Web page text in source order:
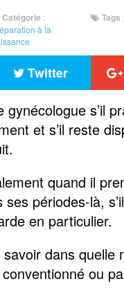
Catégorie :
à la
Tags :
Twitter
s’il
et s’il reste
quand il
périodes-là,
en particulier.
dans quelle
ou